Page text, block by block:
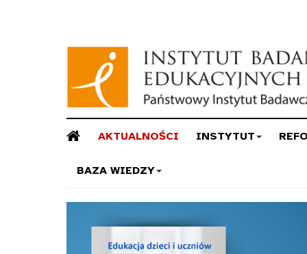
AKTUALNOŚCI INSTYTUT
BAZA WIEDZY